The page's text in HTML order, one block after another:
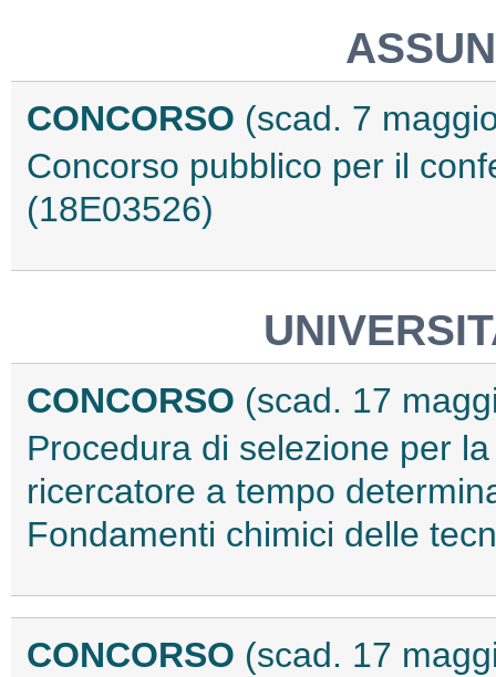
CONCORSO (scad. 7
Concorso pubblico per il
(18E03526)
CONCORSO (scad. 17
Procedura di selezione per
ricercatore a tempo
Fondamenti chimici delle
CONCORSO (scad. 17